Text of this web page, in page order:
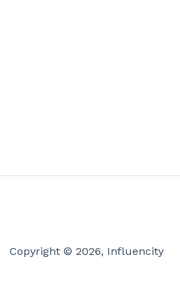
Copyright © 2026, Influencity